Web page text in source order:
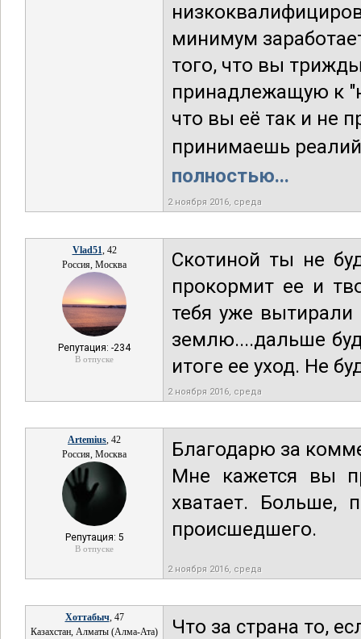
минимум
того, что вы
принадлежащую к
что вы её так и не
принимаешь
полностью...
2 ноября 2016, среда
Vlad51, 42
Россия, Москва
Репутация: -234
В отпуске
Скотиной ты не
прокормит ее и
тебя уже вытирали
землю....дальше
итоге ее уход. Не
2 ноября 2016, среда
Artemius, 42
Россия, Москва
Репутация: 5
В отпуске
Благодарю за
Мне кажется вы
хватает. Больше,
происшедшего.
2 ноября 2016, среда
Хоттабыч, 47
Казахстан, Алматы (Алма-Ата)
Что за страна то,